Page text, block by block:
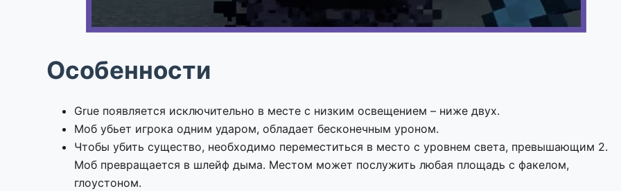
Особенности
Grue появляется исключительно в месте с низким освещением – ниже двух.
Моб убьет игрока одним ударом, обладает бесконечным уроном.
Чтобы убить существо, необходимо переместиться в место с уровнем света, превышающим 2.
Моб превращается в шлейф дыма. Местом может послужить любая площадь с факелом,
глоустоном.